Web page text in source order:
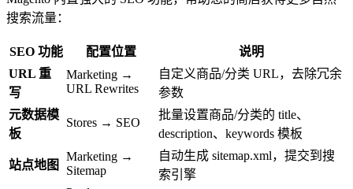
搜索流量：
SEO 功能 配置位置
说明
URL 重
写
Marketing →
URL Rewrites
自定义商品/分类 URL，去除冗余
参数
元数据模
板
Stores → SEO
批量设置商品/分类的 title、
description、keywords 模板
站点地图
Marketing →
Sitemap
自动生成 sitemap.xml，提交到搜
索引擎